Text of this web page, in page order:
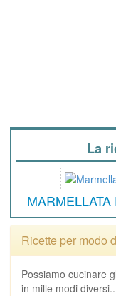
La
Ricette per modo
Possiamo cucinare
in mille modi